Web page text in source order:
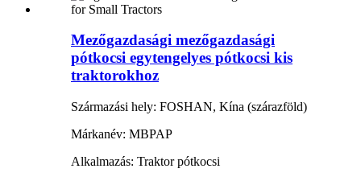
Mezőgazdasági mezőgazdasági
pótkocsi egytengelyes pótkocsi kis
traktorokhoz
Származási hely: FOSHAN, Kína (szárazföld)
Márkanév: MBPAP
Alkalmazás: Traktor pótkocsi